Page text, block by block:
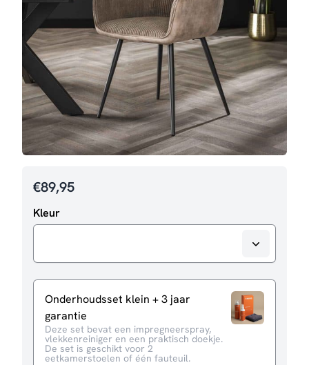
€89,95
Kleur
Onderhoudsset klein + 3 jaar
garantie
Deze set bevat een impregneerspray,
vlekkenreiniger en een praktisch doekje.
De set is geschikt voor 2
eetkamerstoelen of één fauteuil.